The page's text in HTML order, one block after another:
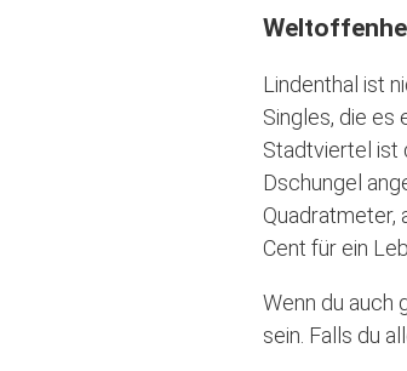
Lindenthal ist
Singles, die es
Stadtviertel ist
Dschungel
Quadratmeter,
Cent für ein
Wenn du auch
sein. Falls du